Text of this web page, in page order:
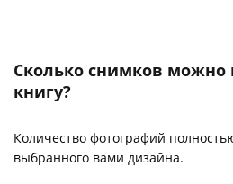
Сколько снимков можно
книгу?
Количество фотографий
выбранного вами дизайна.